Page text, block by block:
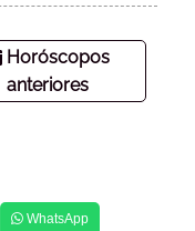
Horóscopos
anteriores
WhatsApp